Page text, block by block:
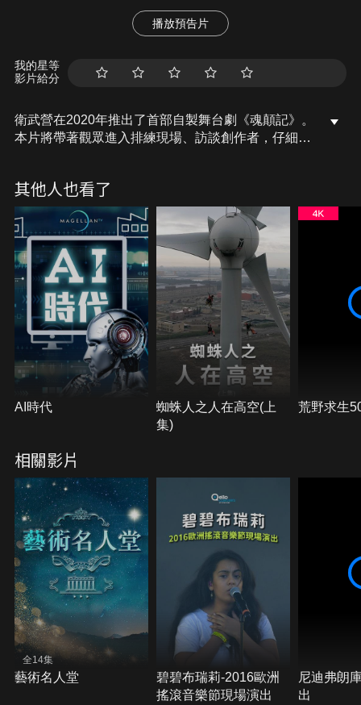
播放預告片
我的星等
影片給分
衛武營在2020年推出了首部自製舞台劇《魂顛記》。
本片將帶著觀眾進入排練現場、訪談創作者，仔細聆
其他人也看了
AI時代
蜘蛛人之人在高空(上
集)
荒野求生
相關影片
全14集
藝術名人堂
碧碧布瑞莉-2016歐洲
搖滾音樂節現場演出
尼迪弗朗
出